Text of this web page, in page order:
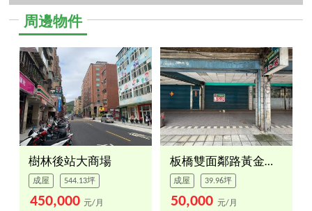
周邊物件
樹林後站大商場
成屋 544.13坪
450,000 元/月
板橋雙面鄰路黃金店面
成屋 39.96坪
50,000 元/月